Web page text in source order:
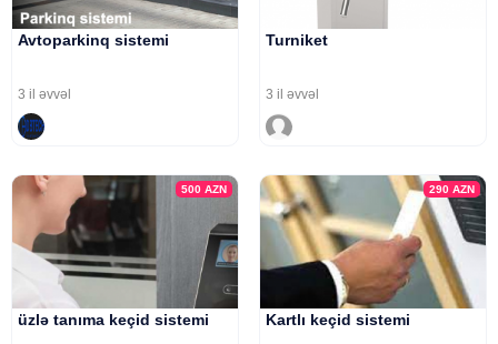
Avtoparkinq sistemi
3 il əvvəl
Turniket
3 il əvvəl
500AZN
üzlə tanıma keçid sistemi
290 AZN
Kartlı keçid sistemi